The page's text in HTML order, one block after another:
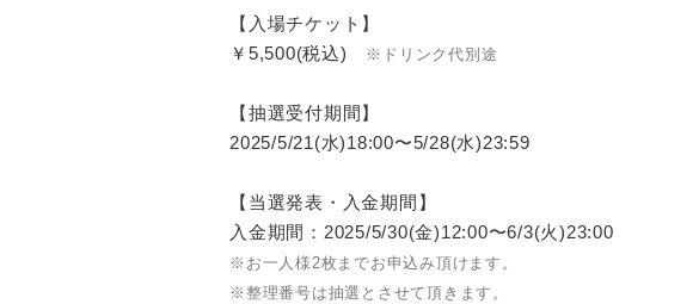
【入場チケット】
￥5,500(税込)
※ドリンク代別途
【抽選受付期間】
2025/5/21(水)18:00〜5/28(水)23:59
【当選発表・入金期間】
入金期間：2025/5/30(金)12:00〜6/3(火)23:00
※お一人様2枚までお申込み頂けます。
※整理番号は抽選とさせて頂きます。